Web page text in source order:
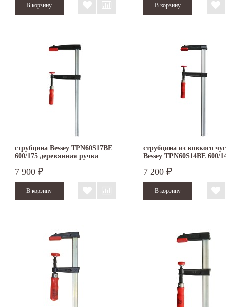
струбцина Bessey TPN60S17BE
600/175 деревянная ручка
7 900 ₽
струбцина из ковкого
Bessey TPN60S14BE 600/
7 200 ₽